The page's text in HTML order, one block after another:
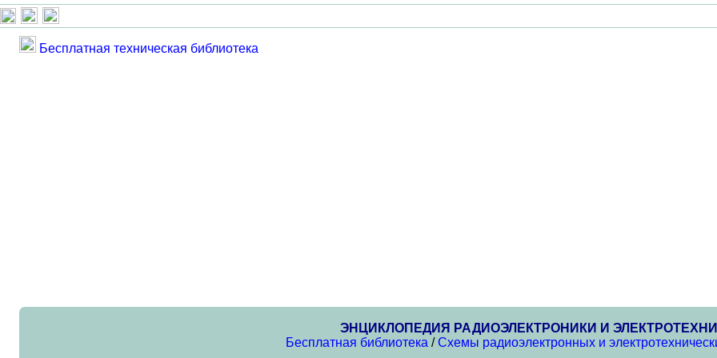
Бесплатная техническая библиотека
ЭНЦИКЛОПЕДИЯ РАДИОЭЛЕКТРОНИКИ И
Бесплатная библиотека /Схемы радиоэлектронных и